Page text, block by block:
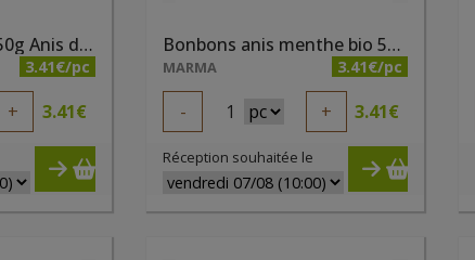
Bonbons anis bio 50g Anis de Flavigny
3.41€/pc
+ 3.41€
Bonbons anis menthe bio 50g Anis de Flavigny
MARMA 3.41€/pc
- 1 + 3.41€
Réception souhaitée le